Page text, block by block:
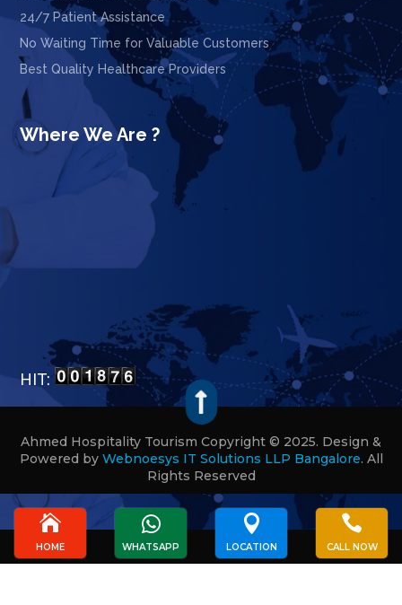
24/7 Patient Assistance
No Waiting Time for Valuable Customers
Best Quality Healthcare Providers
Where We Are ?
HIT:

Ahmed Hospitality Tourism Copyright © 2025. Design &
Powered by Webnoesys IT Solutions LLP Bangalore. All
Rights Reserved

HOME

WHATSAPP

LOCATION

CALL NOW